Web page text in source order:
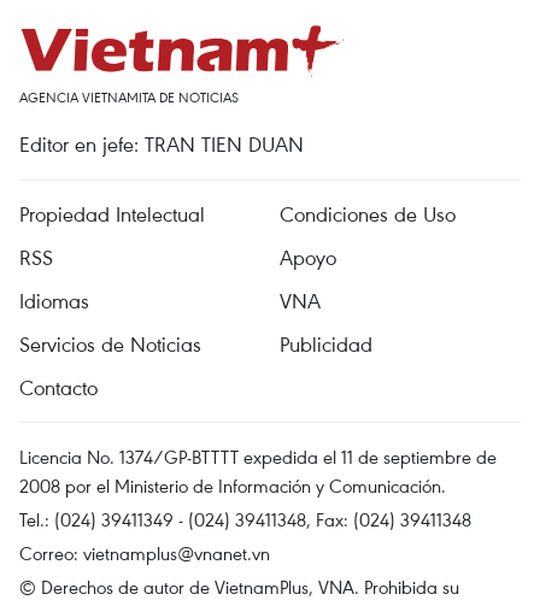
AGENCIA VIETNAMITA DE NOTICIAS
Editor en jefe: TRAN TIEN DUAN
Propiedad Intelectual
Condiciones de Uso
RSS
Apoyo
Idiomas
VNA
Servicios de Noticias
Publicidad
Contacto
Licencia No. 1374/GP-BTTTT expedida el 11 de septiembre de
2008 por el Ministerio de Información y Comunicación.
Tel.: (024) 39411349 - (024) 39411348, Fax: (024) 39411348
Correo: vietnamplus@vnanet.vn
© Derechos de autor de VietnamPlus, VNA. Prohibida su